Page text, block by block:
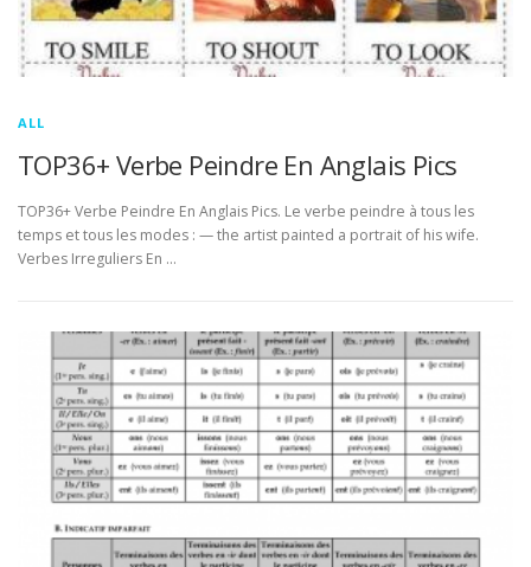
ALL
TOP36+ Verbe Peindre En Anglais Pics
TOP36+ Verbe Peindre En Anglais Pics. Le verbe peindre à tous les
temps et tous les modes : — the artist painted a portrait of his wife.
Verbes Irreguliers En …